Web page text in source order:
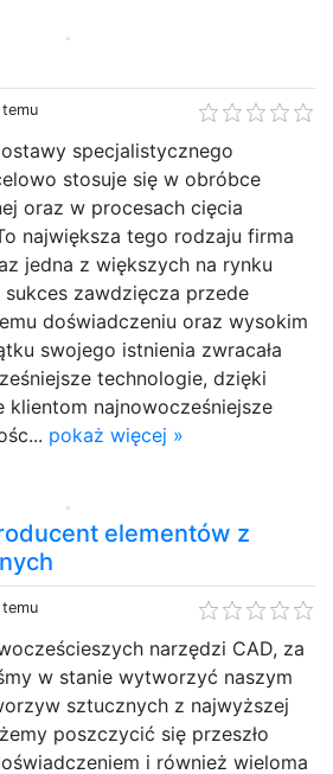
specjalistycznego
stosuje się w obróbce
oraz w procesach cięcia
największa tego rodzaju firma
jedna z większych na rynku
zawdzięcza przede
doświadczeniu oraz wysokim
swojego istnienia zwracała
technologie, dzięki
najnowocześniejsze
pokaż więcej »
elementów z
narzędzi CAD, za
w stanie wytworzyć naszym
sztucznych z najwyższej
poszczycić się przeszło
i również wieloma